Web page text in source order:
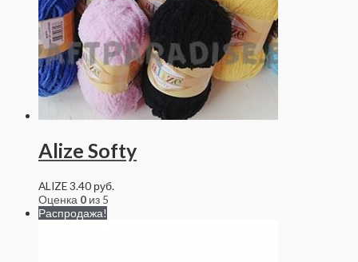
Alize Softy
ALIZE3.40 руб.
Оценка 0 из 5
Распродажа!